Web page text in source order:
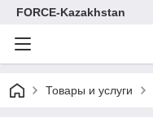
FORCE-Kazakhstan
Товары и услуги